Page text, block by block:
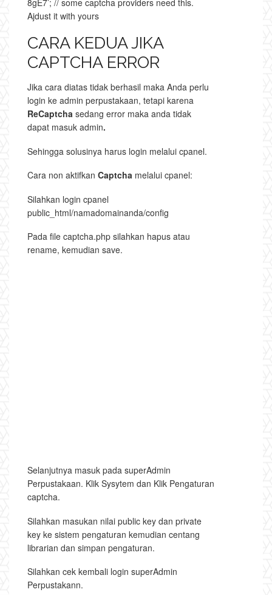
8gE7’; // some captcha providers need this.
Ajdust it with yours
CARA KEDUA JIKA
CAPTCHA ERROR
Jika cara diatas tidak berhasil maka Anda perlu
login ke admin perpustakaan, tetapi karena
ReCaptcha sedang error maka anda tidak
dapat masuk admin.
Sehingga solusinya harus login melalui cpanel.
Cara non aktifkan Captcha melalui cpanel:
Silahkan login cpanel
public_html/namadomainanda/config
Pada file captcha.php silahkan hapus atau
rename, kemudian save.
Selanjutnya masuk pada superAdmin
Perpustakaan. Klik Sysytem dan Klik Pengaturan
captcha.
Silahkan masukan nilai public key dan private
key ke sistem pengaturan kemudian centang
librarian dan simpan pengaturan.
Silahkan cek kembali login superAdmin
Perpustakann.